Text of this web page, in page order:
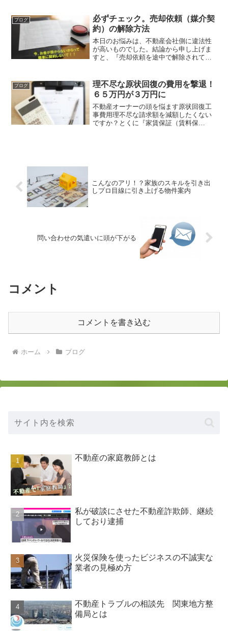
ブログ
必ずチェック。売却依頼（媒介契
約）の解除方法
本日のお悩みは、不動産会社側に違法性
が高いものでした。結論から申し上げま
すと、『売却依頼を途中で解除されても
原則です。これだけ覚えておくだけでも
違います。遠隔地の方から...
ブログ
理不尽な原状回復の費用を撃退！
６５万円が３万円に
不動産オーナーの頭を悩ます原状回復工
事費用理不尽な請求額を減額したくない
ですか？とくに『家賃保証（賃料保
こんなのアリ！？家族のスキルを引き出
しプロ目線に引き上げる物件案内
問い合わせの気遣いに頭が下がる
コメント
コメントを書き込む
ホーム ブログ
不動産の家庭教師とは
私が破談にさせた不動産詐欺師、継続
しており逮捕
火災保険を使ったビジネスの不誠実な
業者の見極め方
不動産トラブルの相談先 関東地方整
備局とは